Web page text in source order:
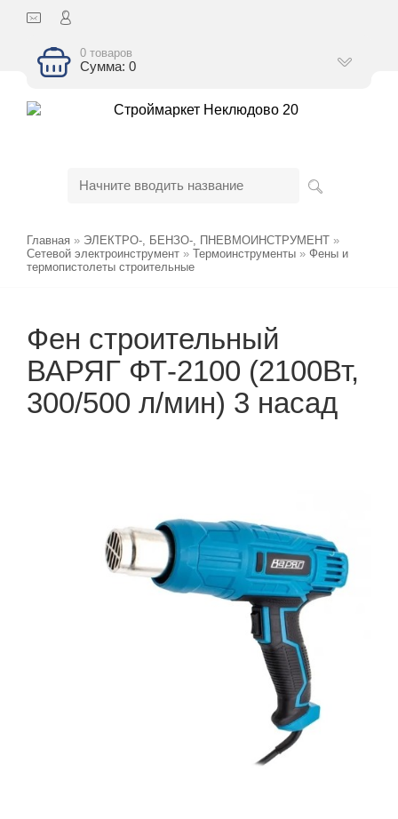
0 товаров
Сумма: 0
Главная » ЭЛЕКТРО-, БЕНЗО-, ПНЕВМОИНСТРУМЕНТ »
Сетевой электроинструмент » Термоинструменты » Фены и
термопистолеты строительные
Фен строительный
ВАРЯГ ФТ-2100 (2100Вт,
300/500 л/мин) 3 насад